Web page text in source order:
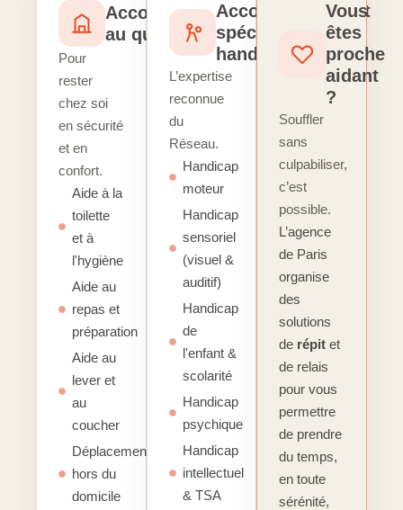
Accompagnement
au quotidien
Pour
rester
chez soi
en sécurité
et en
confort.
Aide à la
toilette
et à
l'hygiène
Aide au
repas et
préparation
Aide au
lever et
au
coucher
Déplacements
hors du
domicile
Accompagnement
spécialisé
handicap
L’expertise
reconnue
du
Réseau.
Handicap
moteur
Handicap
sensoriel
(visuel &
auditif)
Handicap
de
l'enfant &
scolarité
Handicap
psychique
Handicap
intellectuel
& TSA
Vous
êtes
proche
aidant
?
Souffler
sans
culpabiliser,
c’est
possible.
L’agence
de Paris
organise
des
solutions
de répit et
de relais
pour vous
permettre
de prendre
du temps,
en toute
sérénité,